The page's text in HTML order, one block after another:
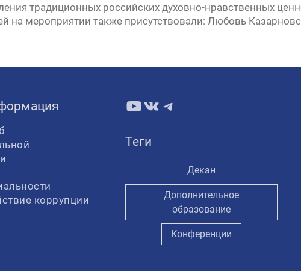
традиционных российских духовно-нравственных
на мероприятии также присутствовали: Любовь
коррупции
YouTube
ВКонтакте
Telegram
Теги
Декан
Дополнительное
образование
Конференции